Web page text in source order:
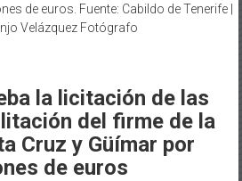
de euros. Fuente: Cabildo de Tenerife |
Velázquez Fotógrafo
la licitación de las
del firme de la
Cruz y Güímar por
de euros